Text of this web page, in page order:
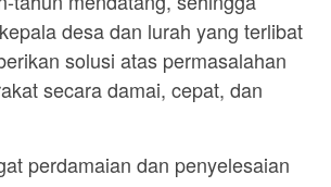
desa dan lurah yang terlibat
solusi atas permasalahan
secara damai, cepat, dan
perdamaian dan penyelesaian